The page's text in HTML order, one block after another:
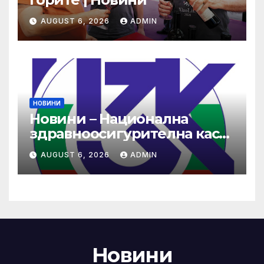
AUGUST 6, 2026 ADMIN
НОВИНИ
Новини – Национална
здравноосигурителна каса
(НЗОК)
AUGUST 6, 2026 ADMIN
Новини